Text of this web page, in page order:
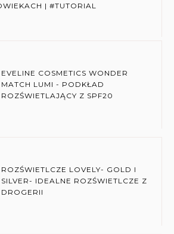
| #TUTORIAL
EVELINE COSMETICS WONDER
MATCH LUMI - PODKŁAD
ROZŚWIETLAJĄCY Z SPF20
ROZŚWIETLCZE LOVELY- GOLD I
SILVER- IDEALNE ROZŚWIETLCZE Z
DROGERII